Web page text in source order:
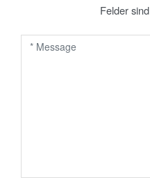
s
Felder